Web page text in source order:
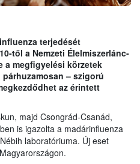
terjedését
től a Nemzeti Élelmiszerlánc-
a megfigyelési körzetek
– szigorú
az érintett
majd Csongrád-Csanád,
is igazolta a madárinfluenza
laboratóriuma. Új eset